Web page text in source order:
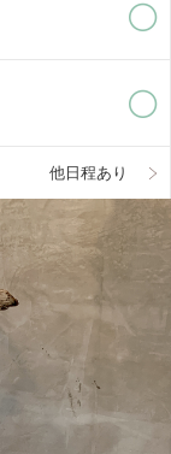
他日程あり